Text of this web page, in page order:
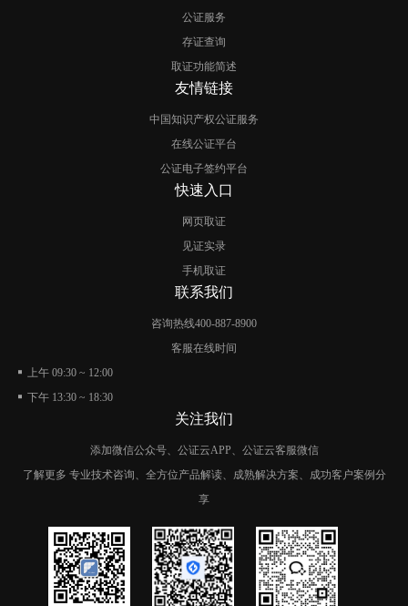
公证服务
存证查询
取证功能简述
友情链接
中国知识产权公证服务
在线公证平台
公证电子签约平台
快速入口
网页取证
见证实录
手机取证
联系我们
咨询热线400-887-8900
客服在线时间
上午 09:30 ~ 12:00
下午 13:30 ~ 18:30
关注我们
添加微信公众号、公证云APP、公证云客服微信
了解更多 专业技术咨询、全方位产品解读、成熟解决方案、成功客户案例分
享